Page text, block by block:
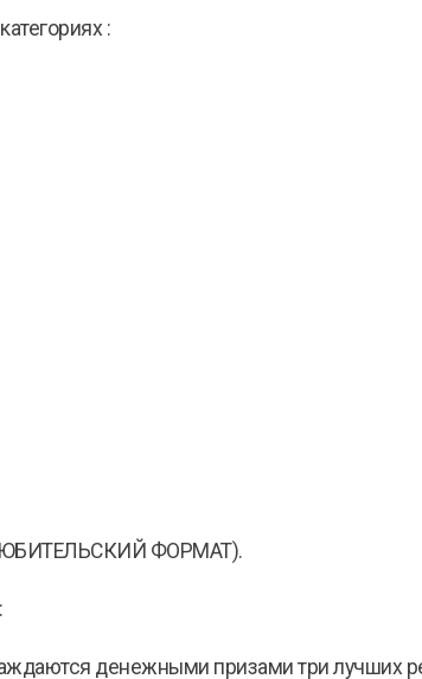
:
ФОРМАТ).
денежными призами три лучших